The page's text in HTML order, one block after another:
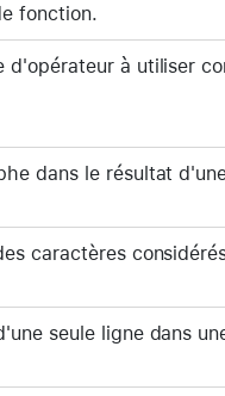
fonction.
d'opérateur à utiliser
dans le résultat
caractères
seule ligne dans